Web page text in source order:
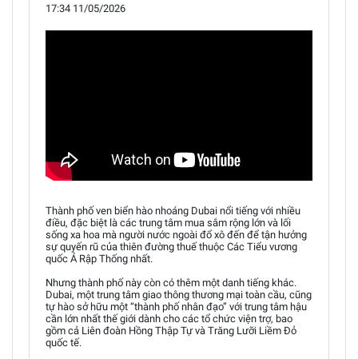
17:34 11/05/2026
Thành phố ven biển hào nhoáng Dubai nổi tiếng với nhiều
điều, đặc biệt là các trung tâm mua sắm rộng lớn và lối
sống xa hoa mà người nước ngoài đổ xô đến để tận hưởng
sự quyến rũ của thiên đường thuế thuộc Các Tiểu vương
quốc Ả Rập Thống nhất.
Nhưng thành phố này còn có thêm một danh tiếng khác.
Dubai, một trung tâm giao thông thương mại toàn cầu, cũng
tự hào sở hữu một “thành phố nhân đạo” với trung tâm hậu
cần lớn nhất thế giới dành cho các tổ chức viện trợ, bao
gồm cả Liên đoàn Hồng Thập Tự và Trăng Lưỡi Liềm Đỏ
quốc tế.